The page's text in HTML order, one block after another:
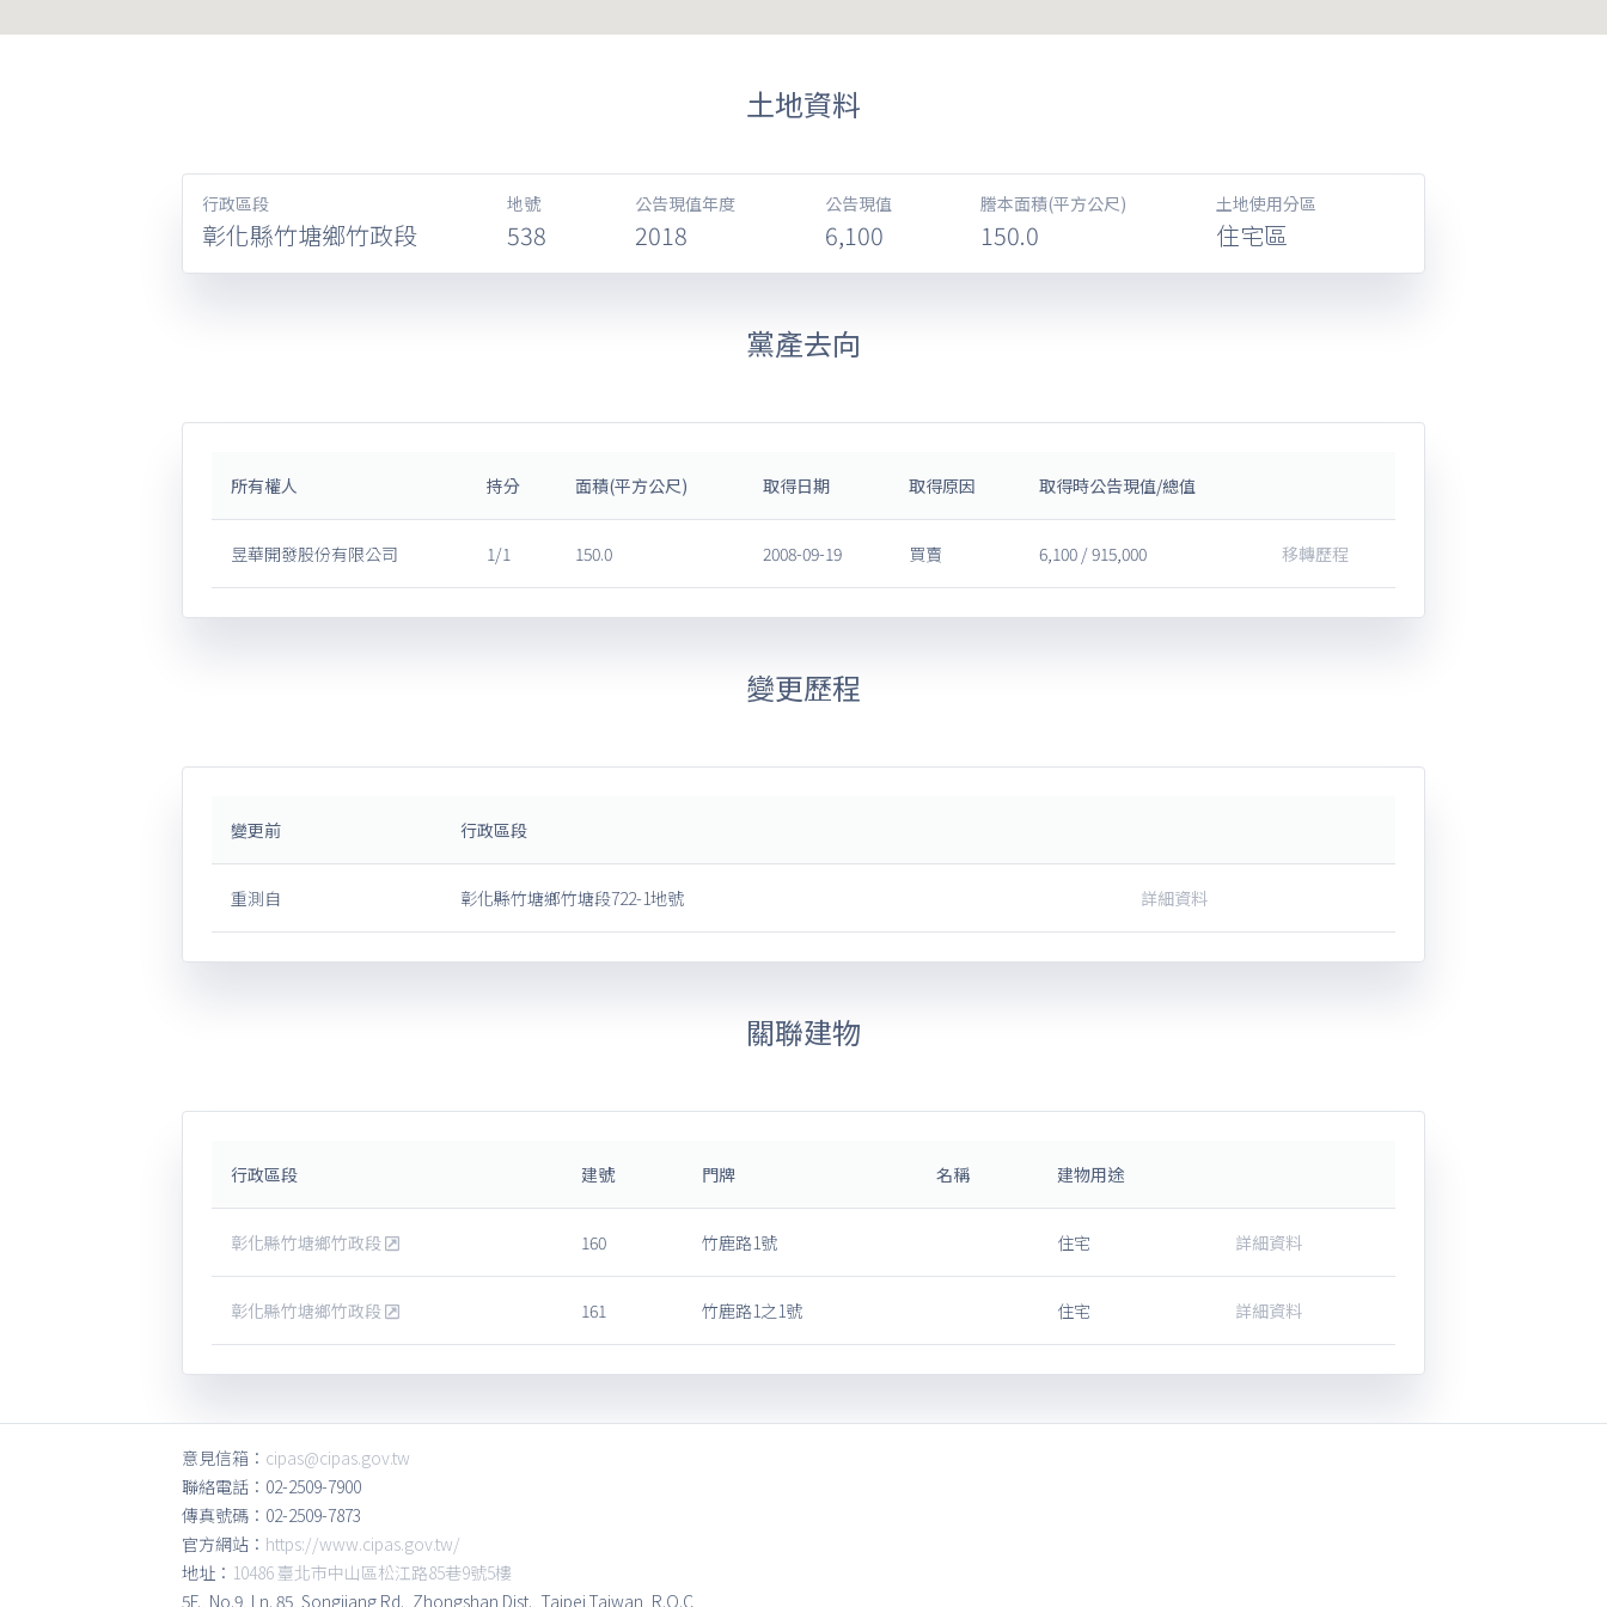
土地資料
行政區段
彰化縣竹塘鄉竹政段
地號
538
公告現值年度
2018
公告現值
6,100
謄本面積(平方公尺)
150.0
土地使用分區
住宅區
黨產去向
所有權人 持分 面積(平方公尺) 取得日期 取得原因 取得時公告現值/總值
昱華開發股份有限公司 1/1 150.0 2008-09-19 買賣 6,100 / 915,000 移轉歷程
變更歷程
變更前 行政區段
重測自 彰化縣竹塘鄉竹塘段722-1地號 詳細資料
關聯建物
行政區段 建號 門牌 名稱 建物用途
彰化縣竹塘鄉竹政段 160 竹鹿路1號 住宅 詳細資料
彰化縣竹塘鄉竹政段 161 竹鹿路1之1號 住宅 詳細資料
意見信箱： cipas@cipas.gov.tw
聯絡電話：02-2509-7900
傳真號碼：02-2509-7873
官方網站： https://www.cipas.gov.tw/
地址： 10486 臺北市中山區松江路85巷9號5樓
5F., No.9, Ln. 85, Songjiang Rd., Zhongshan Dist., Taipei,Taiwan, R.O.C